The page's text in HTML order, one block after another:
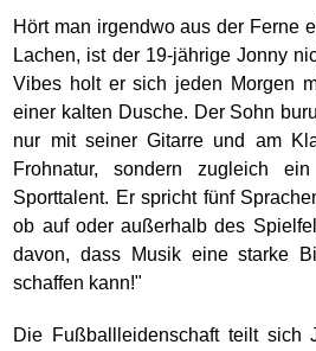
Hört man irgendwo aus der Ferne
Lachen, ist der 19-jährige Jonny
Vibes holt er sich jeden Morgen
einer kalten Dusche. Der Sohn
nur mit seiner Gitarre und am
Frohnatur, sondern zugleich
Sporttalent. Er spricht fünf
ob auf oder außerhalb des
davon, dass Musik eine starke
schaffen kann!"
Die Fußballleidenschaft teilt sich